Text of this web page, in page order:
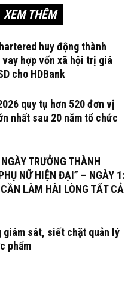
XEM THÊM
huy động thành
vay hợp vốn xã hội trị giá
cho HDBank
quy tụ hơn 520 đơn vị
nhất sau 20 năm tổ chức
TRƯỞNG THÀNH
NỮ HIỆN ĐẠI” – NGÀY 1:
LÀM HÀI LÒNG TẤT CẢ
giám sát, siết chặt quản lý
phẩm